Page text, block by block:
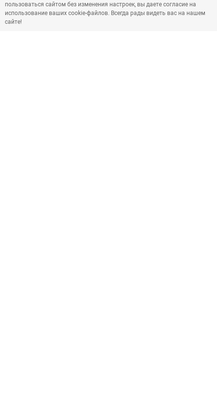
пользоваться сайтом без изменения настроек, вы даете согласие на
использование ваших cookie-файлов. Всегда рады видеть вас на нашем
сайте!